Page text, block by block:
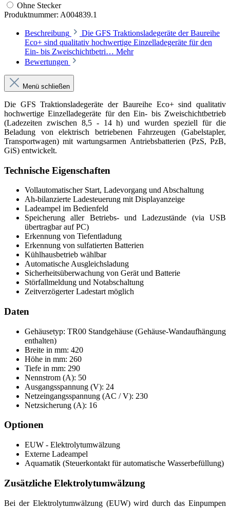
Ohne Stecker
Produktnummer: A004839.1
Beschreibung
Die GFS Traktionsladegeräte der Baureihe
Eco+ sind qualitativ hochwertige Einzelladegeräte für den
Ein- bis Zweischichtbetri… Mehr
Bewertungen
Menü schließen
Die GFS Traktionsladegeräte der Baureihe Eco+ sind qualitativ
hochwertige Einzelladegeräte für den Ein- bis Zweischichtbetrieb
(Ladezeiten zwischen 8,5 - 14 h) und wurden speziell für die
Beladung von elektrisch betriebenen Fahrzeugen (Gabelstapler,
Transportwagen) mit wartungsarmen Antriebsbatterien (PzS, PzB,
GiS) entwickelt.
Technische Eigenschaften
Vollautomatischer Start, Ladevorgang und Abschaltung
Ah-bilanzierte Ladesteuerung mit Displayanzeige
Ladeampel im Bedienfeld
Speicherung aller Betriebs- und Ladezustände (via USB
übertragbar auf PC)
Erkennung von Tiefentladung
Erkennung von sulfatierten Batterien
Kühlhausbetrieb wählbar
Automatische Ausgleichsladung
Sicherheitsüberwachung von Gerät und Batterie
Störfallmeldung und Notabschaltung
Zeitverzögerter Ladestart möglich
Daten
Gehäusetyp: TR00 Standgehäuse (Gehäuse-Wandaufhängung
enthalten)
Breite in mm: 420
Höhe in mm: 260
Tiefe in mm: 290
Nennstrom (A): 50
Ausgangsspannung (V): 24
Netzeingangsspannung (AC / V): 230
Netzsicherung (A): 16
Optionen
EUW - Elektrolytumwälzung
Externe Ladeampel
Aquamatik (Steuerkontakt für automatische Wasserbefüllung)
Zusätzliche Elektrolytumwälzung
Bei der Elektrolytumwälzung (EUW) wird durch das Einpumpen